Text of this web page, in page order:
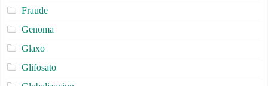
Fraude
Genoma
Glaxo
Glifosato